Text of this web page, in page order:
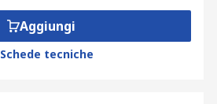
Aggiungi
Schede tecniche